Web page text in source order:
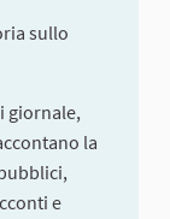
sullo
giornale,
la
e